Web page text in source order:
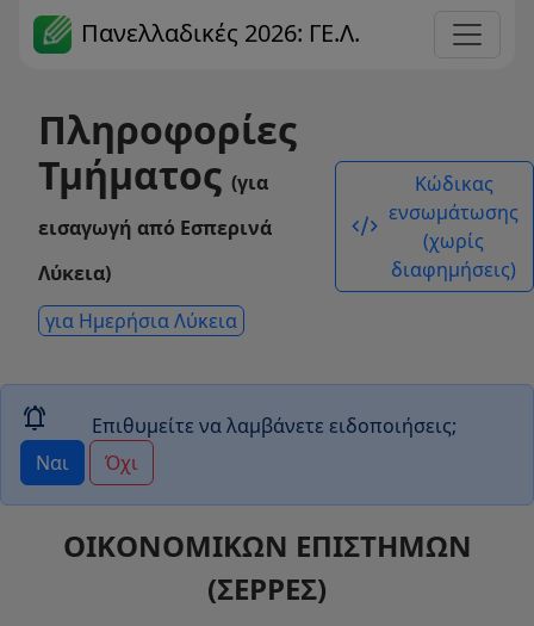
Πανελλαδικές 2026: ΓΕ.Λ.
Πληροφορίες
Τμήματος (για
εισαγωγή από Εσπερινά
Λύκεια)
για Ημερήσια Λύκεια
code_xml
Κώδικας
ενσωμάτωσης
(χωρίς
διαφημήσεις)
notifications_active
Επιθυμείτε να λαμβάνετε ειδοποιήσεις;
Ναι
Όχι
ΟΙΚΟΝΟΜΙΚΩΝ ΕΠΙΣΤΗΜΩΝ
(ΣΕΡΡΕΣ)